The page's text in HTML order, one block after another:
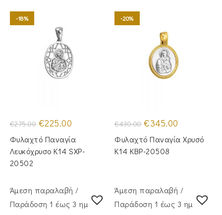
-18%
€275.00 Original
price
was:
€275.00.
€225.00
είναι:
€225.00.
Φυλαχτό Παναγία
Λευκόχρυσο Κ14 SXP-
20502
-20%
€430.00 Original
price
was:
€430.00.
€345.00
τιμή
είναι:
Φυλαχτό Παναγία Χρυσό
Κ14 KBP-20508
Άμεση παραλαβή /
Παράδoση 1 έως 3 ημέρες
Άμεση παραλαβή /
Παράδoση 1 έως 3 ημέρες